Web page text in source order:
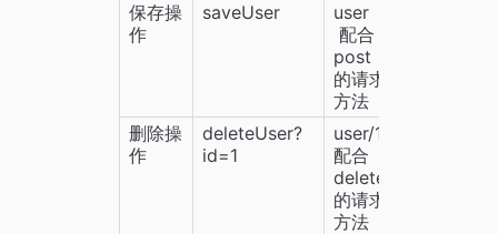
保存操
作
saveUser
user
配合
post
的请求
方法
删除操
作
deleteUser?
id=1
user/1
配合
delete
的请求
方法